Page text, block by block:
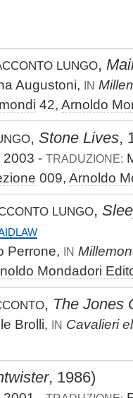
LUNGO,
Augustoni, IN
42, Arnoldo
, Stone Lives,
2003 - TRADUZIONE:
009, Arnoldo
LUNGO,
Perrone, IN
Mondadori
, The Jones
Brolli, IN Cavalieri
, 1986)